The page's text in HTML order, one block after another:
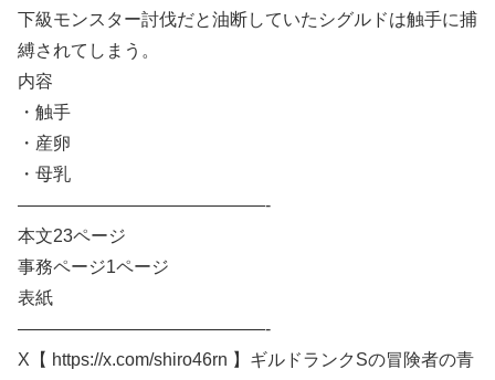
下級モンスター討伐だと油断していたシグルドは触手に捕
縛されてしまう。
内容
・触手
・産卵
・母乳
——————————————-
本文23ページ
事務ページ1ページ
表紙
——————————————-
X【 https://x.com/shiro46rn 】ギルドランクSの冒険者の青